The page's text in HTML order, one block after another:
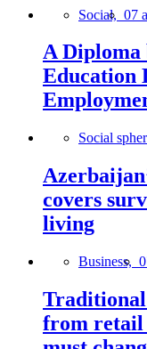
Social, 07
A Diploma
Education
Social
covers
living
Business,
from retail